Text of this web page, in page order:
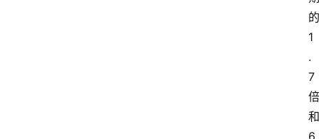
的
1
.
7
倍
和
6